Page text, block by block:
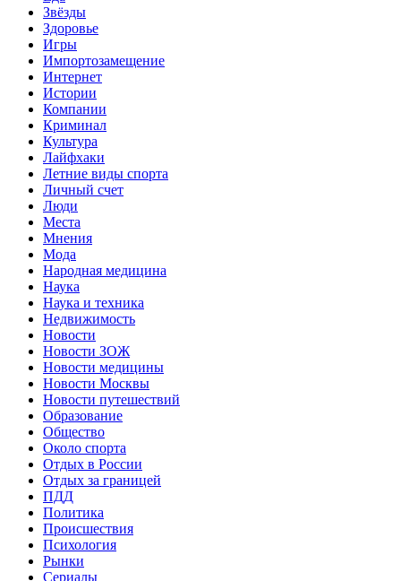
Звёзды
Здоровье
Игры
Импортозамещение
Интернет
Истории
Компании
Криминал
Культура
Лайфхаки
Летние виды спорта
Личный счет
Люди
Места
Мнения
Мода
Народная медицина
Наука
Наука и техника
Недвижимость
Новости
Новости ЗОЖ
Новости медицины
Новости Москвы
Новости путешествий
Образование
Общество
Около спорта
Отдых в России
Отдых за границей
ПДД
Политика
Происшествия
Психология
Рынки
Сериалы